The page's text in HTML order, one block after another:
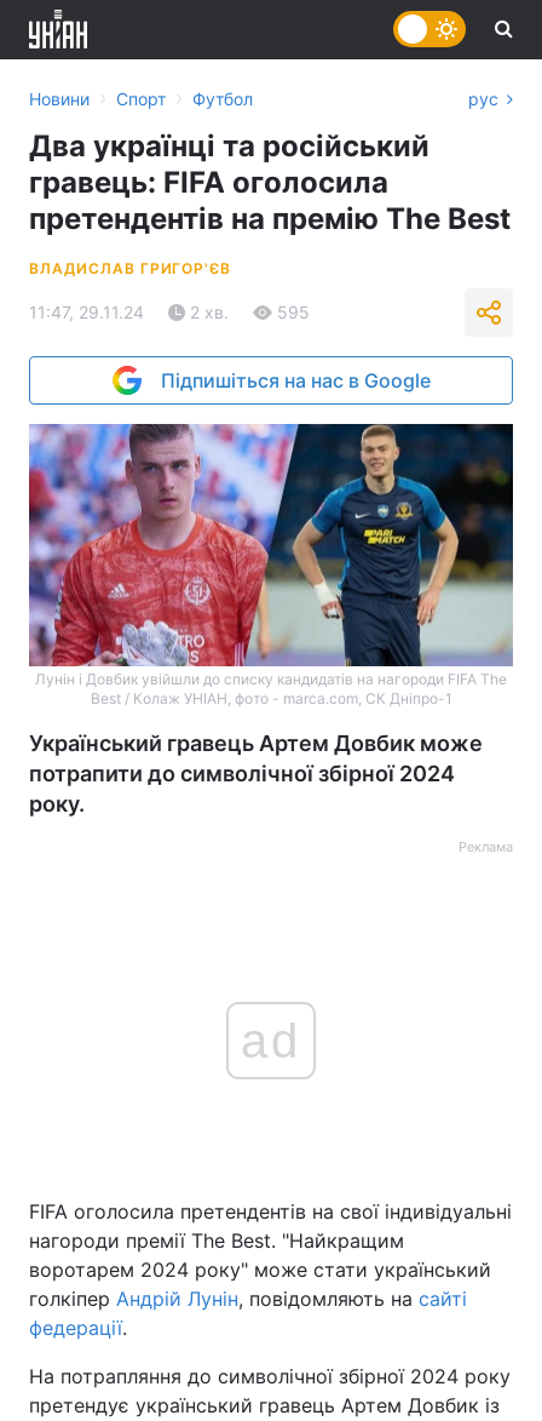
Україна Політика
Економіка Світ
Техно і зв'язок Лайт
Новини › Спорт › Футбол рус
Два українці та російський
гравець: FIFA оголосила
претендентів на премію The Best
ВЛАДИСЛАВ ГРИГОР'ЄВ
11:47, 29.11.24 2 хв. 595
Підпишіться на нас в Google
Лунін і Довбик увійшли до списку кандидатів на нагороди FIFA The
Best / Колаж УНІАН, фото - marca.com, СК Дніпро-1
Український гравець Артем Довбик може
потрапити до символічної збірної 2024
року.
Реклама
ad
FIFA оголосила претендентів на свої індивідуальні
нагороди премії The Best. "Найкращим
воротарем 2024 року" може стати український
голкіпер Андрій Лунін, повідомляють на сайті
федерації.
На потрапляння до символічної збірної 2024 року
претендує український гравець Артем Довбик із